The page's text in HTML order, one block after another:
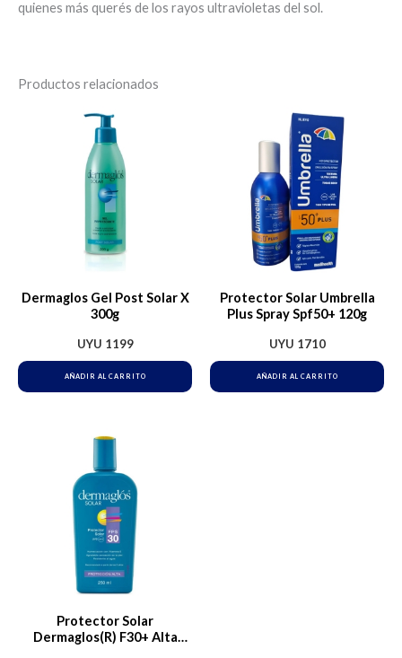
quienes más querés de los rayos ultravioletas del sol.
Productos relacionados
Dermaglos Gel Post Solar X
300g
UYU 1199
AÑADIR AL CARRITO
Protector Solar Umbrella
Plus Spray Spf50+ 120g
UYU 1710
AÑADIR AL CARRITO
Protector Solar
Dermaglos(R) F30+ Alta